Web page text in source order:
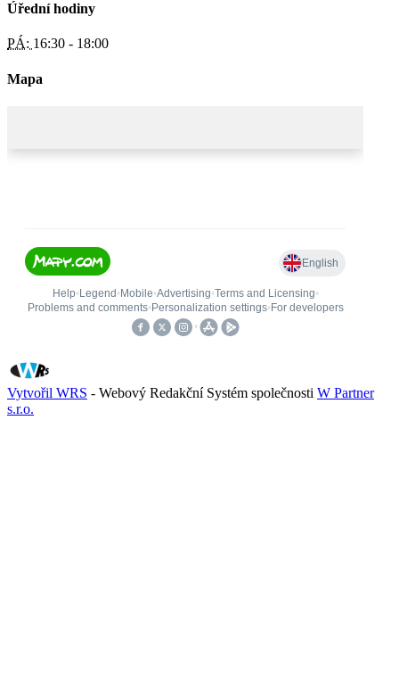
Úřední hodiny
PÁ: 16:30 - 18:00
Mapa
Vytvořil WRS - Webový Redakční Systém společnosti W Partner
s.r.o.